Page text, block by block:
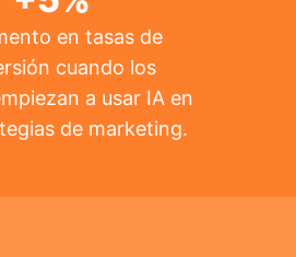
en tasas de
cuando los
a usar IA en
de marketing.